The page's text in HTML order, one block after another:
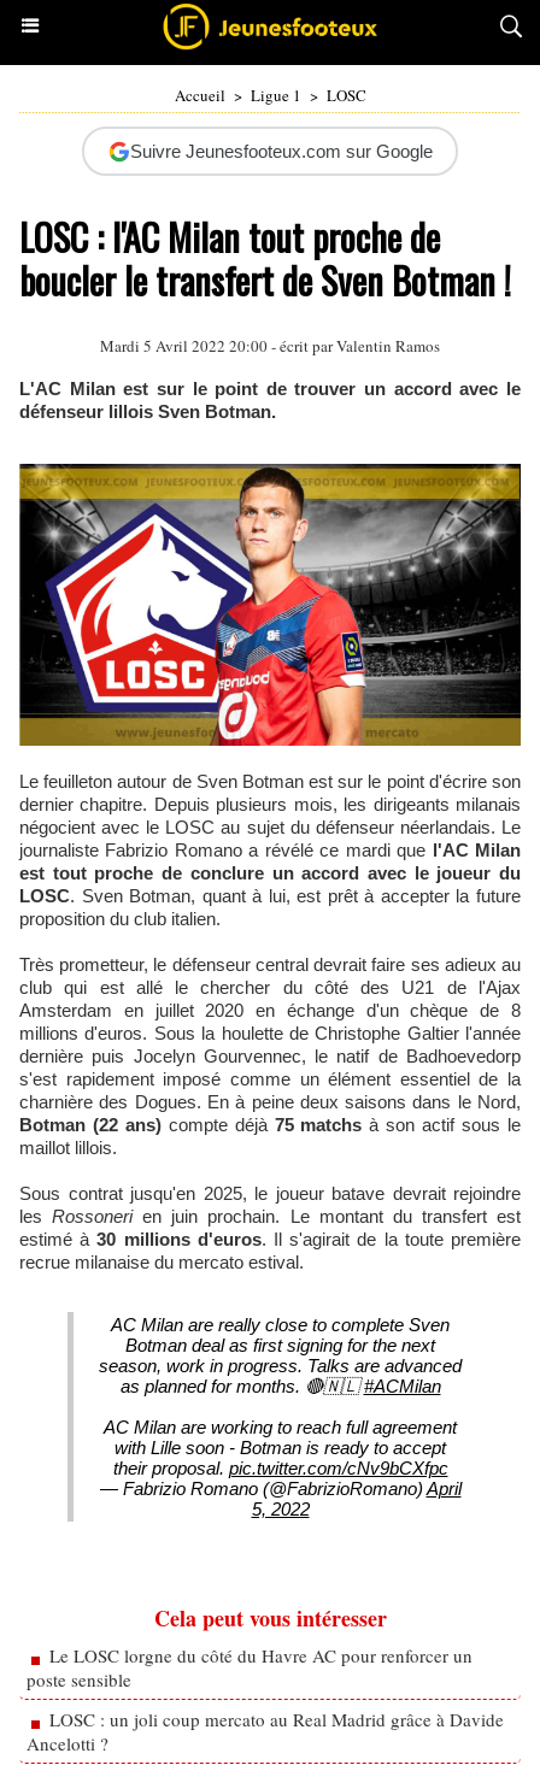
Accueil > Ligue 1 > LOSC
Suivre Jeunesfooteux.com sur Google
LOSC : l'AC Milan tout proche de
boucler le transfert de Sven Botman !
Mardi 5 Avril 2022 20:00 - écrit parValentin Ramos
L'AC Milan est sur le point de trouver un accord avec le
défenseur lillois Sven Botman.
Le feuilleton autour de Sven Botman est sur le point d'écrire son
dernier chapitre. Depuis plusieurs mois, les dirigeants milanais
négocient avec le LOSC au sujet du défenseur néerlandais. Le
journaliste Fabrizio Romano a révélé ce mardi que l'AC Milan
est tout proche de conclure un accord avec le joueur du
LOSC. Sven Botman, quant à lui, est prêt à accepter la future
proposition du club italien.
Très prometteur, le défenseur central devrait faire ses adieux au
club qui est allé le chercher du côté des U21 de l'Ajax
Amsterdam en juillet 2020 en échange d'un chèque de 8
millions d'euros. Sous la houlette de Christophe Galtier l'année
dernière puis Jocelyn Gourvennec, le natif de Badhoevedorp
s'est rapidement imposé comme un élément essentiel de la
charnière des Dogues. En à peine deux saisons dans le Nord,
Botman (22 ans) compte déjà75 matchs à son actif sous le
maillot lillois.
Sous contrat jusqu'en 2025, le joueur batave devrait rejoindre
lesRossonerien juin prochain. Le montant du transfert est
estimé à30 millions d'euros. Il s'agirait de la toute première
recrue milanaise du mercato estival.
AC Milan are really close to complete Sven
Botman deal as first signing for the next
season, work in progress. Talks are advanced
as planned for months. 🔴🇳🇱#ACMilan
AC Milan are working to reach full agreement
with Lille soon - Botman is ready to accept
their proposal. pic.twitter.com/cNv9bCXfpc
— Fabrizio Romano (@FabrizioRomano) April
5, 2022
Cela peut vous intéresser
Le LOSC lorgne du côté du Havre AC pour renforcer un
poste sensible
LOSC : un joli coup mercato au Real Madrid grâce à Davide
Ancelotti ?